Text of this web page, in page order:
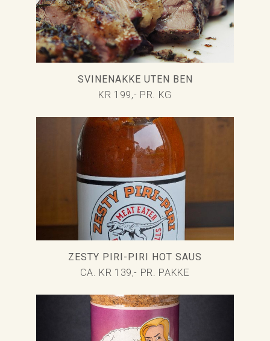
SVINENAKKE UTEN BEN
KR 199,- PR. KG
ZESTY PIRI-PIRI HOT SAUS
CA. KR 139,- PR. PAKKE